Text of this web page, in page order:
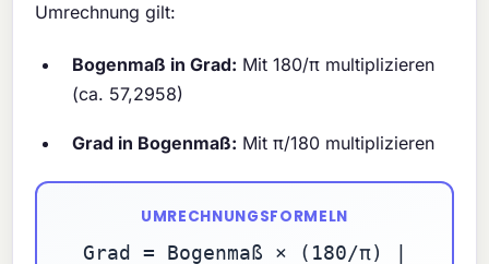
Umrechnung gilt:
Bogenmaß in Grad: Mit 180/π multiplizieren
(ca. 57,2958)
Grad in Bogenmaß: Mit π/180 multiplizieren
UMRECHNUNGSFORMELN
Grad = Bogenmaß × (180/π) |